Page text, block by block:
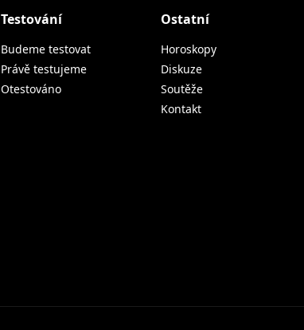
Testování
Budeme testovat
Právě testujeme
Otestováno
Ostatní
Horoskopy
Diskuze
Soutěže
Kontakt